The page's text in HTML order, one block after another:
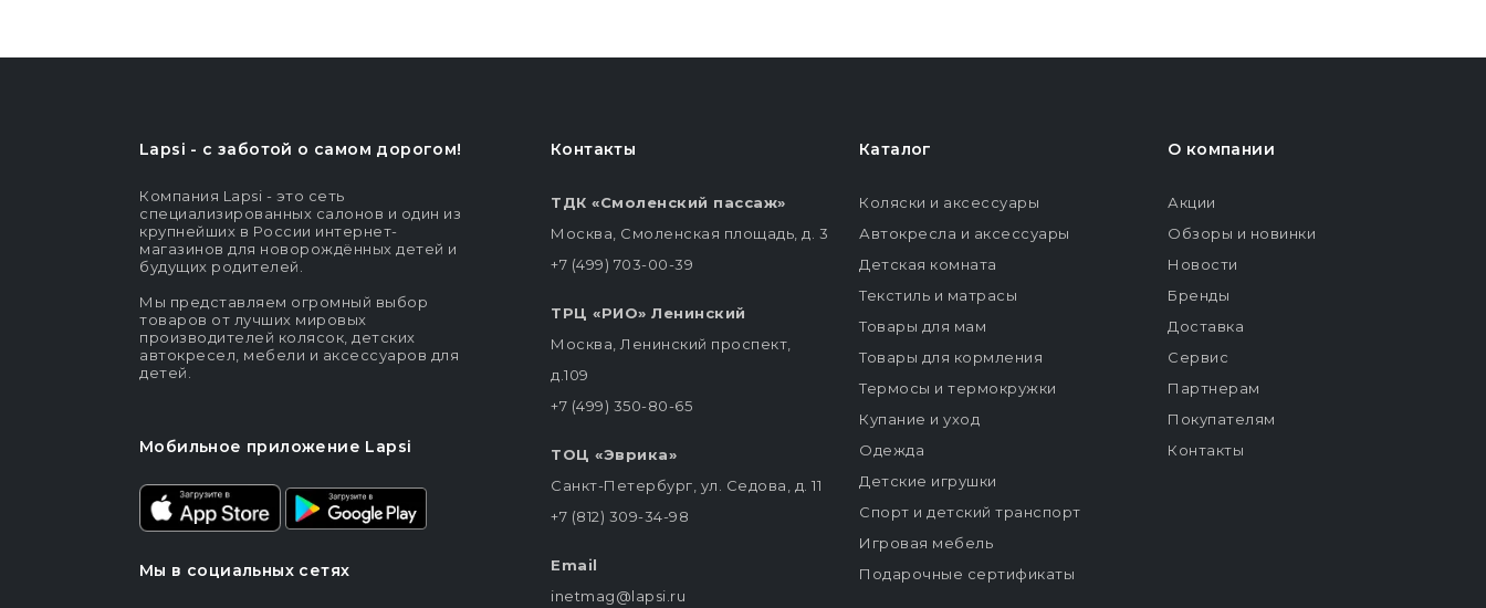
Lapsi - c заботой о самом дорогом!
Компания Lapsi - это сеть
специализированных салонов и один из
крупнейших в России интернет-
магазинов для новорождённых детей и
будущих родителей.
Мы представляем огромный выбор
товаров от лучших мировых
производителей колясок, детских
автокресел, мебели и аксессуаров для
детей.
Мобильное приложение Lapsi
Мы в социальных сетях
Контакты
ТДК «Смоленский пассаж»
Москва, Смоленская площадь, д. 3
+7 (499) 703-00-39
ТРЦ «РИО» Ленинский
Москва, Ленинский проспект,
д.109
+7 (499) 350-80-65
ТОЦ «Эврика»
Санкт-Петербург, ул. Седова, д. 11
+7 (812) 309-34-98
Email
inetmag@lapsi.ru
Каталог
Коляски и аксессуары
Автокресла и аксессуары
Детская комната
Текстиль и матрасы
Товары для мам
Товары для кормления
Термосы и термокружки
Купание и уход
Одежда
Детские игрушки
Спорт и детский транспорт
Игровая мебель
Подарочные сертификаты
О компании
Акции
Обзоры и новинки
Новости
Бренды
Доставка
Сервис
Партнерам
Покупателям
Контакты